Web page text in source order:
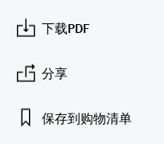
软件
放射线物位测量
阻旋料位开关
伺服液位测量
ORP电极和变送器
污泥界面传感器和变送器
营养盐分析仪和传感器
线缆式温度计
多点温度计
选购全部
选购全部
视距测量仪
超高探测器
选购全部
公用工程：可靠使用蒸汽
下载PDF
分享
保存到购物清单